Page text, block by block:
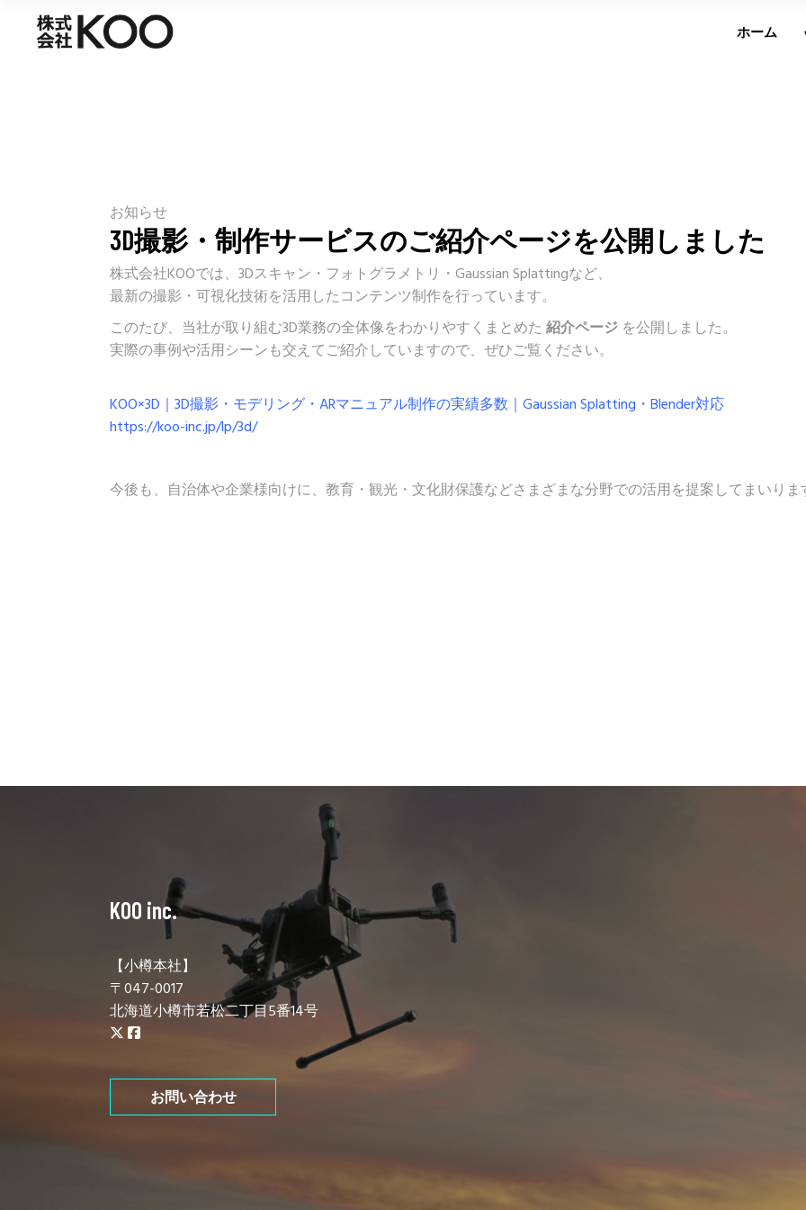
ホーム
お知らせ
3D撮影・制作サービスのご紹介ページを公開しました
株式会社KOOでは、3Dスキャン・フォトグラメトリ・Gaussian Splattingなど、
最新の撮影・可視化技術を活用したコンテンツ制作を行っています。
このたび、当社が取り組む3D業務の全体像をわかりやすくまとめた紹介ページ を公開しました。
実際の事例や活用シーンも交えてご紹介していますので、ぜひご覧ください。
KOO×3D｜3D撮影・モデリング・ARマニュアル制作の実績多数｜Gaussian Splatting・Blender対応
https://koo-inc.jp/lp/3d/
今後も、自治体や企業様向けに、教育・観光・文化財保護などさまざまな分野での活用を提案してまいりま
KOO inc.
【小樽本社】
〒047-0017
北海道小樽市若松二丁目5番14号
お問い合わせ